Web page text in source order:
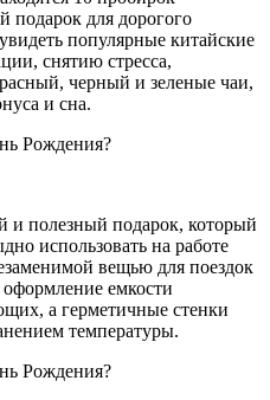
подарок для дорогого
популярные китайские
снятию стресса,
черный и зеленые чаи,
и сна.
и полезный подарок, который
использовать на работе
вещью для поездок
емкости
а герметичные стенки
температуры.